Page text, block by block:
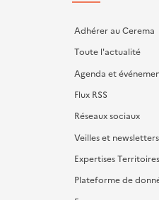
Adhérer au Cerema
Toute l'actualité
Agenda et
Flux RSS
Réseaux sociaux
Veilles et newsletters
Expertises Territoires
Plateforme de